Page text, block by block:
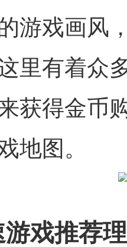
游戏画风
里有着众
获得金币
地图。
戏推荐